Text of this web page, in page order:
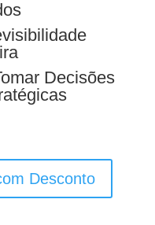
Decisões
Desconto